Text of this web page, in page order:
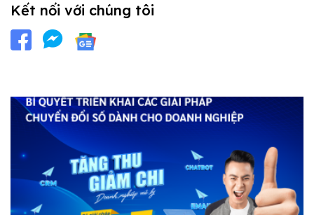
Kết nối với chúng tôi